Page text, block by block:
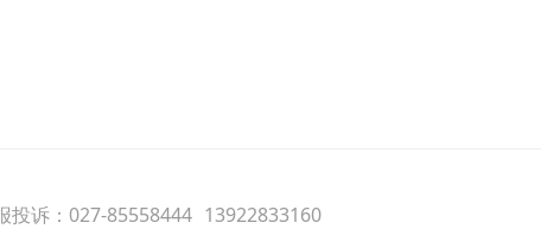
投诉：027-85558444 13922833160